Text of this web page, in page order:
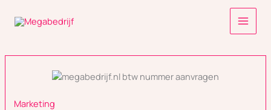
naar
Marketing